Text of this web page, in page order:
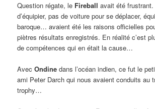
Question régate, le Fireballavait été
d’équipier, pas de voiture pour se déplacer,
baroque… avaient été les raisons officielles
piètres résultats enregistrés. En réalité c’est
de compétences qui en était la cause…
AvecOndine dans l’océan indien, ce fut le
ami Peter Darch qui nous avaient conduits au
trophy…